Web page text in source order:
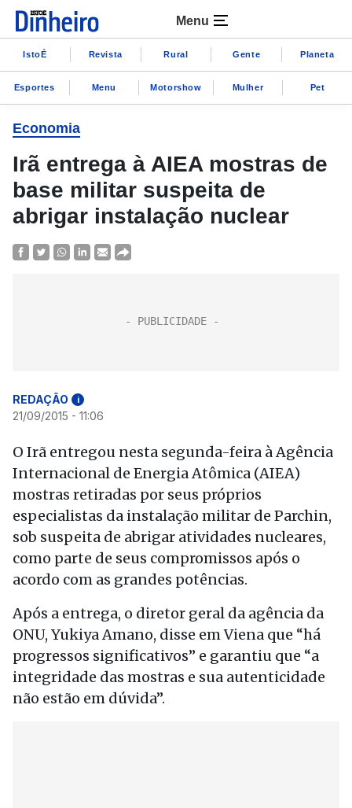
Menu
IstoÉ Revista Rural Gente Planeta
Esportes Menu Motorshow Mulher Pet
Economia
Irã entrega à AIEA mostras de
base militar suspeita de
abrigar instalação nuclear
REDAÇÃO i
21/09/2015 - 11:06
O Irã entregou nesta segunda-feira à Agência
Internacional de Energia Atômica (AIEA)
mostras retiradas por seus próprios
especialistas da instalação militar de Parchin,
sob suspeita de abrigar atividades nucleares,
como parte de seus compromissos após o
acordo com as grandes potências.
Após a entrega, o diretor geral da agência da
ONU, Yukiya Amano, disse em Viena que “há
progressos significativos” e garantiu que “a
integridade das mostras e sua autenticidade
não estão em dúvida”.